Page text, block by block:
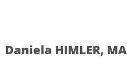
Daniela HIMLER, MA